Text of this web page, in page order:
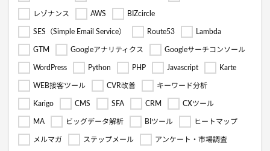
レゾナンス AWS BIZcircle
SES（Simple Email Service） Route53 Lambda
GTM Googleアナリティクス Googleサーチコンソール
WordPress Python PHP Javascript Karte
WEB接客ツール CVR改善 キーワード分析
Karigo CMS SFA CRM CXツール
MA ビッグデータ解析 BIツール ヒートマップ
メルマガ ステップメール アンケート・市場調査